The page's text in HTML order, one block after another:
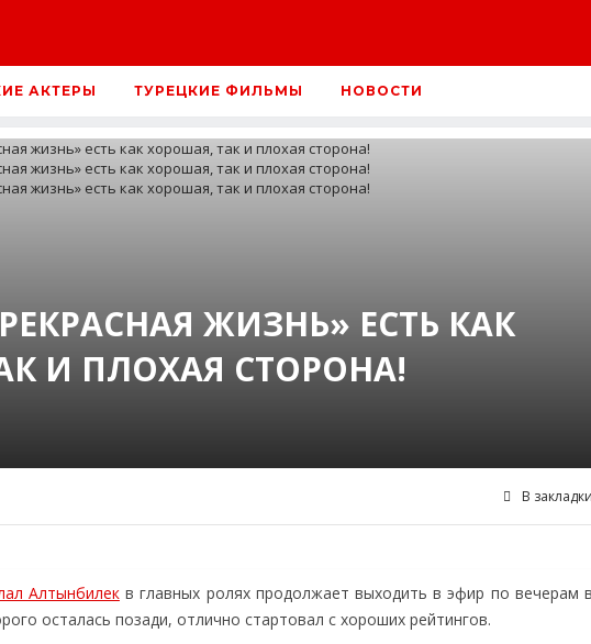
АКТЕРЫ ТУРЕЦКИЕ ФИЛЬМЫ НОВОСТИ
ЖИЗНЬ» ЕСТЬ КАК
И ПЛОХАЯ СТОРОНА!
В закладки
Алтынбилекв главных ролях продолжает выходить в эфир по вечерам в
осталась позади, отлично стартовал с хороших рейтингов.